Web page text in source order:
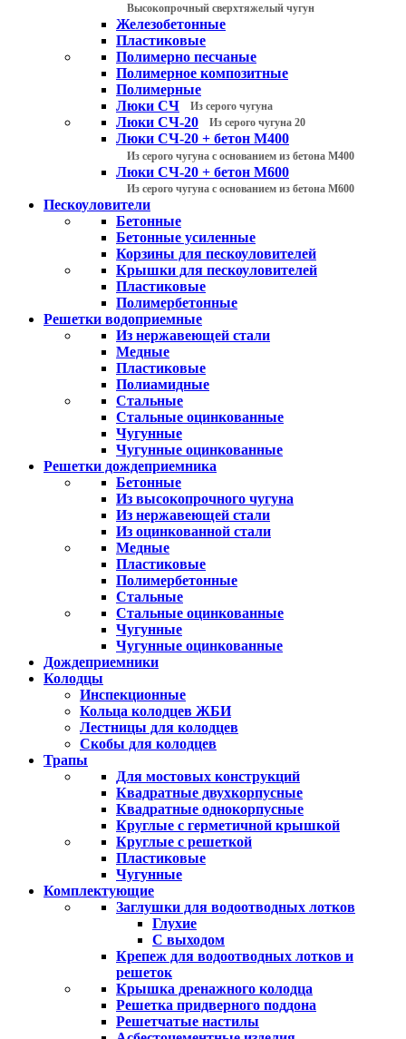
Высокопрочный сверхтяжелый чугун
Железобетонные
Пластиковые
Полимерно песчаные
Полимерное композитные
Полимерные
Люки СЧ
Из серого чугуна
Люки СЧ-20 Из серого чугуна 20
Люки СЧ-20 + бетон М400
Из серого чугуна с основанием из бетона М400
Люки СЧ-20 + бетон М600
Из серого чугуна с основанием из бетона М600
Пескоуловители
Бетонные
Бетонные усиленные
Корзины для пескоуловителей
Крышки для пескоуловителей
Пластиковые
Полимербетонные
Решетки водоприемные
Из нержавеющей стали
Медные
Пластиковые
Полиамидные
Стальные
Стальные оцинкованные
Чугунные
Чугунные оцинкованные
Решетки дождеприемника
Бетонные
Из высокопрочного чугуна
Из нержавеющей стали
Из оцинкованной стали
Медные
Пластиковые
Полимербетонные
Стальные
Стальные оцинкованные
Чугунные
Чугунные оцинкованные
Дождеприемники
Колодцы
Инспекционные
Кольца колодцев ЖБИ
Лестницы для колодцев
Скобы для колодцев
Трапы
Для мостовых конструкций
Квадратные двухкорпусные
Квадратные однокорпусные
Круглые с герметичной крышкой
Круглые с решеткой
Пластиковые
Чугунные
Комплектующие
Заглушки для водоотводных лотков
Глухие
С выходом
Крепеж для водоотводных лотков и
решеток
Крышка дренажного колодца
Решетка придверного поддона
Решетчатые настилы